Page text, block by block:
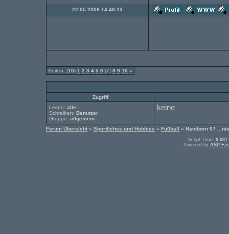
22.05.2008 14:49:23
Seiten: (10) 1 2 3 4 5 6 [7] 8 9 10 »
Zugriff
Lesen: alle
Schreiben: Benutzer
Gruppe: allgemein
keine
Forum Übersicht » Sportliches und Hobbies » Fußball » Hamborn 07
.: Script-Time: 0,031
Powered by ASP-